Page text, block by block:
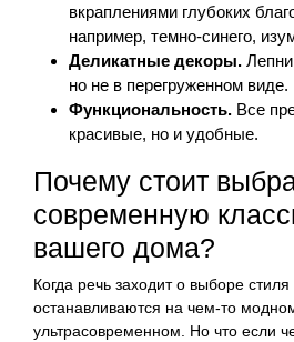
вкраплениями глубоких
например, темно-синего,
Деликатные декоры.
но не в перегруженном виде.
Функциональность. Все
красивые, но и удобные.
Почему стоит
современную
вашего дома?
Когда речь заходит о выборе
останавливаются на чем-то
ультрасовременном. Но что если